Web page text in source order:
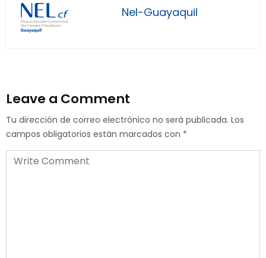
Nel-Guayaquil
Leave a Comment
Tu dirección de correo electrónico no será publicada. Los
campos obligatorios están marcados con *